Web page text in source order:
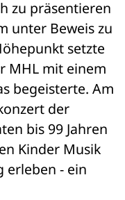
zu präsentieren
unter Beweis zu
setzte
MHL mit einem
begeisterte. Am
der
bis 99 Jahren
Kinder Musik
erleben - ein